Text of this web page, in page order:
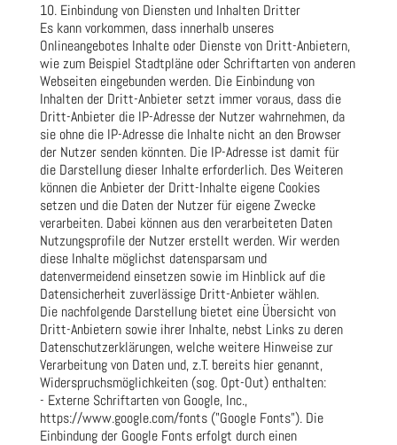
10. Einbindung von Diensten und Inhalten Dritter
Es kann vorkommen, dass innerhalb unseres
Onlineangebotes Inhalte oder Dienste von Dritt-Anbietern,
wie zum Beispiel Stadtpläne oder Schriftarten von anderen
Webseiten eingebunden werden. Die Einbindung von
Inhalten der Dritt-Anbieter setzt immer voraus, dass die
Dritt-Anbieter die IP-Adresse der Nutzer wahrnehmen, da
sie ohne die IP-Adresse die Inhalte nicht an den Browser
der Nutzer senden könnten. Die IP-Adresse ist damit für
die Darstellung dieser Inhalte erforderlich. Des Weiteren
können die Anbieter der Dritt-Inhalte eigene Cookies
setzen und die Daten der Nutzer für eigene Zwecke
verarbeiten. Dabei können aus den verarbeiteten Daten
Nutzungsprofile der Nutzer erstellt werden. Wir werden
diese Inhalte möglichst datensparsam und
datenvermeidend einsetzen sowie im Hinblick auf die
Datensicherheit zuverlässige Dritt-Anbieter wählen.
Die nachfolgende Darstellung bietet eine Übersicht von
Dritt-Anbietern sowie ihrer Inhalte, nebst Links zu deren
Datenschutzerklärungen, welche weitere Hinweise zur
Verarbeitung von Daten und, z.T. bereits hier genannt,
Widerspruchsmöglichkeiten (sog. Opt-Out) enthalten:
- Externe Schriftarten von Google, Inc.,
https://www.google.com/fonts ("Google Fonts"). Die
Einbindung der Google Fonts erfolgt durch einen